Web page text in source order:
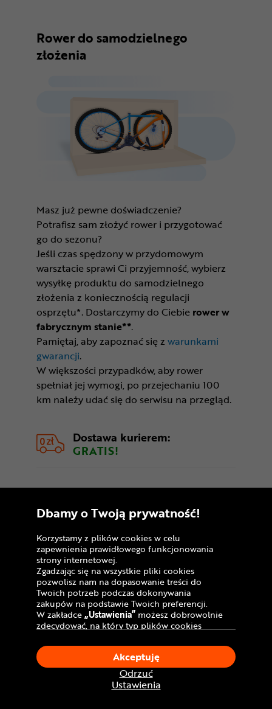
Rower do samodzielnego
złożenia
Masz już pewne doświadczenie?
Potrafisz sam złożyć rower i przygotować
go do sezonu?
Jeśli czas spędzony w przydomowym
warsztacie sprawi Ci przyjemność, wybierz
wysyłkę produktu do samodzielnego
złożenia z koniecznością regulacji
osprzętu*. Dostarczymy do Ciebie rower w
fabrycznym stanie**.
Pamiętaj, aby zapoznać się z warunkami
gwarancji.
W większości przypadków, aby rower
spełniał jej wymogi, po przejechaniu 100
km należy udać się do serwisu na przegląd.
Dostawa kurierem:
GRATIS!
Rower wstępnie złożony
Posiadasz podstawową wiedzę, która
pozwoli Ci na dokończenie montażu?
Zamów rower wstępnie złożony i
Dbamy o Twoją prywatność!
Korzystamy z plików cookies w celu
zapewnienia prawidłowego funkcjonowania
strony internetowej.
Zgadzając się na wszystkie pliki cookies
pozwolisz nam na dopasowanie treści do
Twoich potrzeb podczas dokonywania
zakupów na podstawie Twoich preferencji.
W zakładce„Ustawienia” możesz dobrowolnie
zdecydować, na który typ plików cookies
Klikając„Akceptuję”, wyrażasz zgodę na
stosowanie ciasteczek zgodnie z ustawieniami
Twojej przeglądarki.
W dowolnym momencie, możesz dokonać
zmiany swojego wyboru klikając opcję
Ustawienia
Odrzuć
Akceptuję